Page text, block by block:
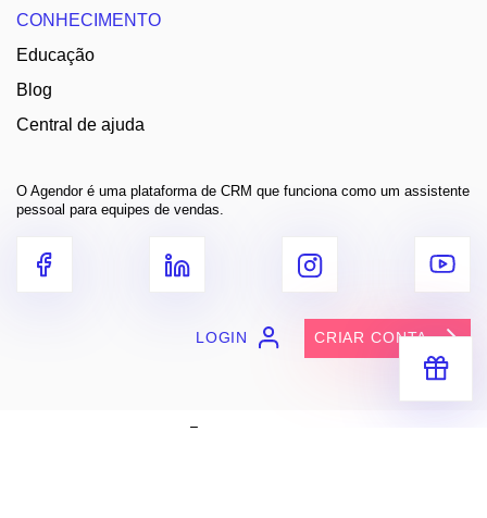
para você vender muito mais
CONHECIMENTO
Educação
Blog
Central de ajuda
O Agendor é uma plataforma de CRM que funciona como um assistente
pessoal para equipes de vendas.
LOGIN CRIAR CONTA
Entre em contato